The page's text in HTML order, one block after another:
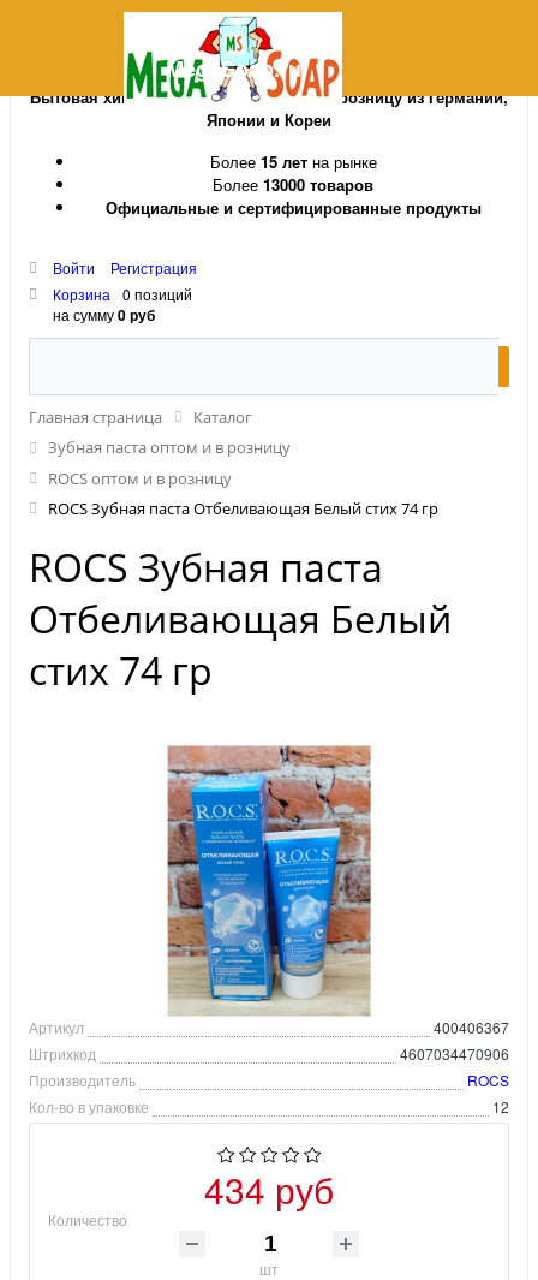
MegaSoap.ru
Бытовая химия и косметика оптом и в розницу из Германии,
Японии и Кореи
Более 15 летна рынке
Более 13000 товаров
Официальные и сертифицированные продукты
Войти
Регистрация
Корзина
0 позиций
на сумму0 руб
Главная страница
Каталог
Зубная паста оптом и в розницу
ROCS оптом и в розницу
ROCS Зубная паста Отбеливающая Белый стих 74 гр
ROCS Зубная паста
Отбеливающая Белый
стих 74 гр
Артикул
400406367
Штрихкод
4607034470906
Производитель
ROCS
Кол-во в упаковке
12
434 руб
Количество
шт